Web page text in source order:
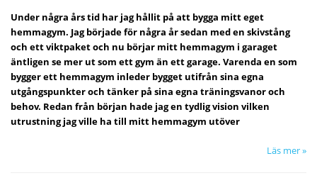
Under några års tid har jag hållit på att bygga mitt eget
hemmagym. Jag började för några år sedan med en skivstång
och ett viktpaket och nu börjar mitt hemmagym i garaget
äntligen se mer ut som ett gym än ett garage. Varenda en som
bygger ett hemmagym inleder bygget utifrån sina egna
utgångspunkter och tänker på sina egna träningsvanor och
behov. Redan från början hade jag en tydlig vision vilken
utrustning jag ville ha till mitt hemmagym utöver
Läs mer »